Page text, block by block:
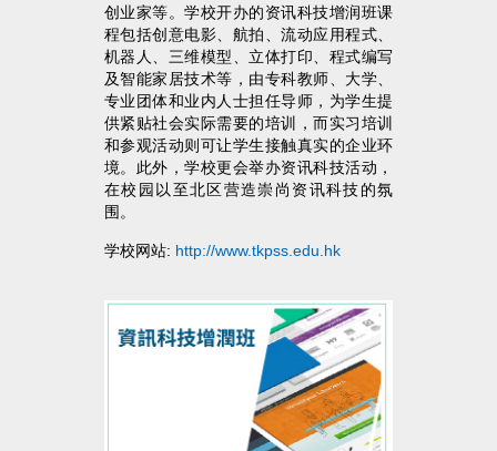
创业家等。学校开办的资讯科技增润班课
程包括创意电影、航拍、流动应用程式、
机器人、三维模型、立体打印、程式编写
及智能家居技术等，由专科教师、大学、
专业团体和业内人士担任导师，为学生提
供紧贴社会实际需要的培训，而实习培训
和参观活动则可让学生接触真实的企业环
境。此外，学校更会举办资讯科技活动，
在校园以至北区营造崇尚资讯科技的氛
围。
学校网站: http://www.tkpss.edu.hk